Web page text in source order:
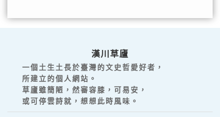
漢川草廬
一個土生土長於臺灣的文史哲愛好者，
所建立的個人網站。
草廬雖簡陋，然審容膝，可易安，
或可停雲詩就，想想此時風味。